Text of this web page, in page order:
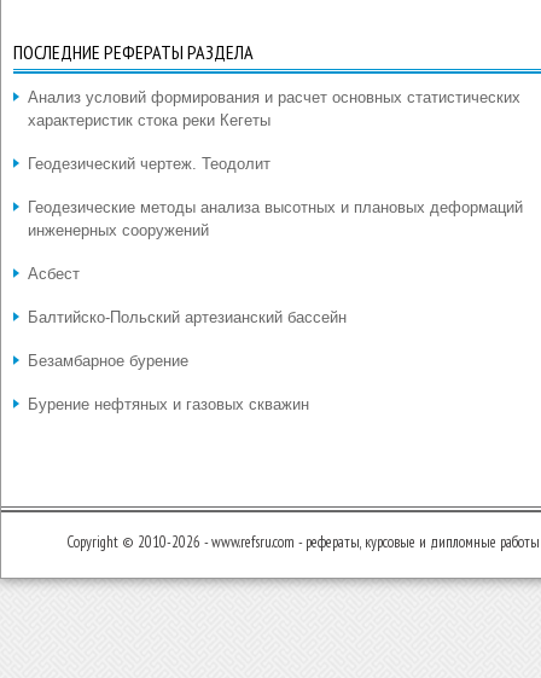
ПОСЛЕДНИЕ РЕФЕРАТЫ РАЗДЕЛА
Анализ условий формирования и расчет основных статистических
характеристик стока реки Кегеты
Геодезический чертеж. Теодолит
Геодезические методы анализа высотных и плановых деформаций
инженерных сооружений
Асбест
Балтийско-Польский артезианский бассейн
Безамбарное бурение
Бурение нефтяных и газовых скважин
Copyright © 2010-2026 - www.refsru.com - рефераты, курсовые и дипломные работы